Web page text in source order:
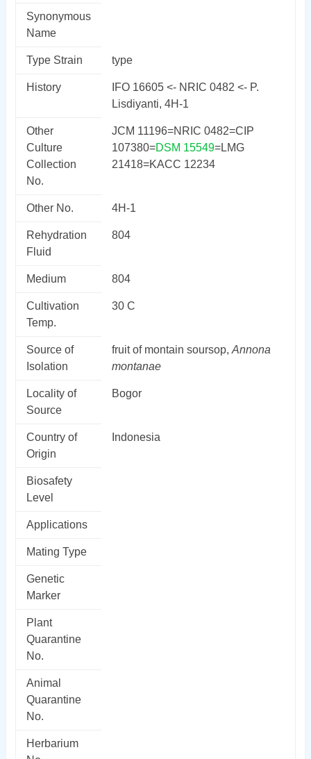
Synonymous
Name
Type Strain type
History
IFO 16605 <- NRIC 0482 <- P.
Lisdiyanti, 4H-1
Other
Culture
Collection
No.
JCM 11196=NRIC 0482=CIP
107380=DSM 15549=LMG
21418=KACC 12234
Other No. 4H-1
Rehydration
Fluid
804
Medium 804
Cultivation
Temp.
30 C
Source of
Isolation
fruit of montain soursop, Annona
montanae
Locality of
Source
Bogor
Country of
Origin
Indonesia
Biosafety
Level
Applications
Mating Type
Genetic
Marker
Plant
Quarantine
No.
Animal
Quarantine
No.
Herbarium